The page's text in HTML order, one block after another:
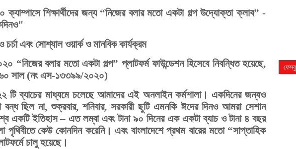
ক্যাম্পাসে শিক্ষার্থীদের জন্য “নিজের বলার মতো একটা গল্প উদ্যোক্তা ক্লাব” -
চর্চা এবং সোশ্যাল ওয়ার্ক ও মানবিক কার্যক্রম
“নিজের বলার মতো একটা গল্প” প্লাটফর্ম ফাউন্ডেশন হিসেবে নিবন্ধিত হয়েছে,
সাল (নং এস-১৩৩৯৯/২০২০)
টি ব্যাচের মাধ্যমে চলেছে আমাদের এই অনলাইন কর্মশালা। একদিনের জন্যও
ছিল না, শুক্রবার, শনিবার, সরকারী ছুটি এমনকি ঈদের দিনও আমরা সেশান
একটি ইতিহাস – এত লম্বা এবং টানা ৯০ দিনের এক একটা ব্যাচ ও টানা ৪ বছর
পৃথিবীতে কেউ কোনদিন করেনি। এবং বাংলাদেশে প্রথম বারের মতো “সাপ্তাহিক
চালু হয়েছে।